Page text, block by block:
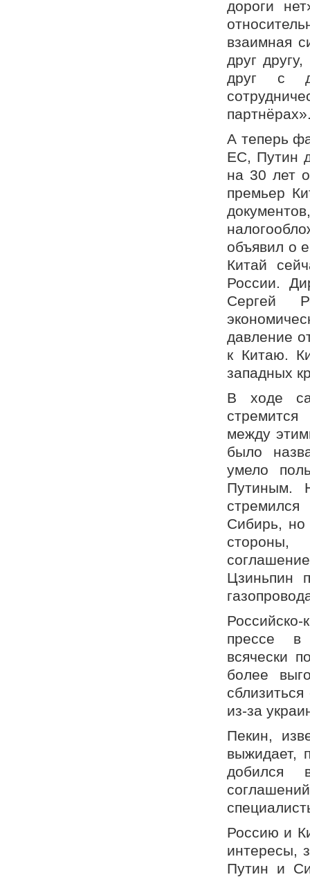
дороги
взаимная
друг
друг с
А теперь
ЕС, Путин
на 30 лет
премьер
объявил о
Китай
России.
Сергей
давление
к Китаю.
западных
В ходе
между
было
умело
Путиным.
Сибирь, но
стороны,
Цзиньпин
прессе в
всячески
более
из-за
Пекин,
выжидает,
добился
Россию и
интересы,
Путин и